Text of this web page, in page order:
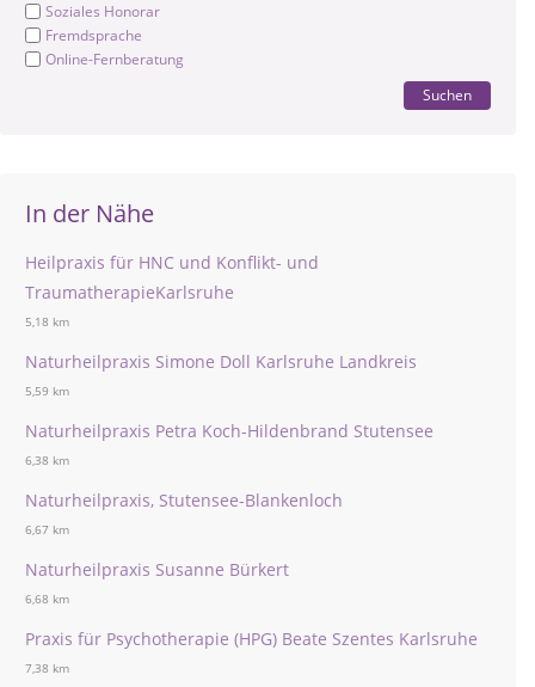
Soziales Honorar
Fremdsprache
Online-Fernberatung
Suchen
In der Nähe
Heilpraxis für HNC und Konflikt- und
TraumatherapieKarlsruhe
5,18 km
Naturheilpraxis Simone Doll Karlsruhe Landkreis
5,59 km
Naturheilpraxis Petra Koch-Hildenbrand Stutensee
6,38 km
Naturheilpraxis, Stutensee-Blankenloch
6,67 km
Naturheilpraxis Susanne Bürkert
6,68 km
Praxis für Psychotherapie (HPG) Beate Szentes Karlsruhe
7,38 km